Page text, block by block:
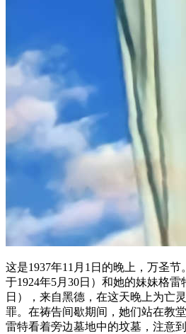
这是1937年11月1日的晚上，万圣节
于1924年5月30日）和她的妹妹格雷
日），来自黑德，在这天晚上为亡灵
罪。在祷告间歇期间，她们站在教
雷特看着旁边墓地中的坟墓，注意